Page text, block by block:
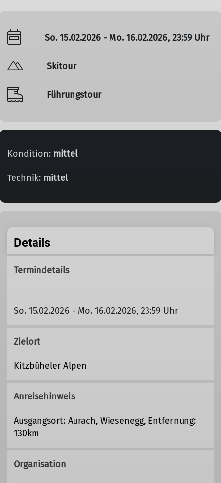
So. 15.02.2026 - Mo. 16.02.2026, 23:59 Uhr
Skitour
Führungstour
Kondition: mittel
Technik: mittel
Details
Termindetails
So. 15.02.2026 - Mo. 16.02.2026, 23:59 Uhr
Zielort
Kitzbüheler Alpen
Anreisehinweis
Ausgangsort: Aurach, Wiesenegg, Entfernung:
130km
Organisation